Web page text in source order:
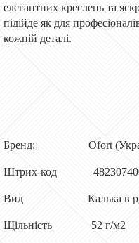
елегантних креслень та
підійде як для
кожній деталі.
Бренд: Ofort
Штрих-код
Вид Калька в
Щільність 52 г/м2